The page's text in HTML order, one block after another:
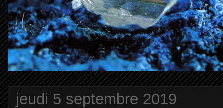
jeudi 5 septembre 2019